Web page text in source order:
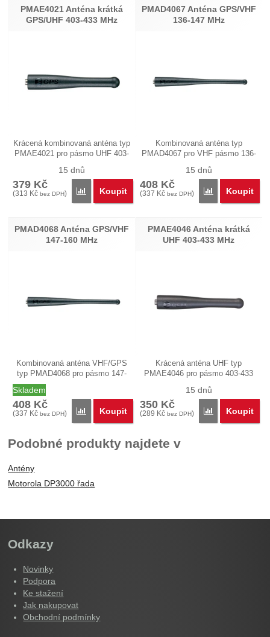
PMAE4021 Anténa krátká
GPS/UHF 403-433 MHz
Krácená kombinovaná anténa typ
PMAE4021 pro pásmo UHF 403-
15 dnů
379 Kč
(313 Kč bez DPH) Porovnat
Koupit
PMAD4067 Anténa GPS/VHF
136-147 MHz
Kombinovaná anténa typ
PMAD4067 pro VHF pásmo 136-
15 dnů
408 Kč
(337 Kč bez DPH) Porovnat
Koupit
PMAD4068 Anténa GPS/VHF
147-160 MHz
Kombinovaná anténa VHF/GPS
typ PMAD4068 pro pásmo 147-
Skladem
408 Kč
(337 Kč bez DPH) Porovnat
Koupit
PMAE4046 Anténa krátká
UHF 403-433 MHz
Krácená anténa UHF typ
PMAE4046 pro pásmo 403-433
15 dnů
350 Kč
(289 Kč bez DPH) Porovnat
Koupit
Podobné produkty najdete v
Antény
Motorola DP3000 řada
Odkazy
Novinky
Podpora
Ke stažení
Jak nakupovat
Obchodní podmínky